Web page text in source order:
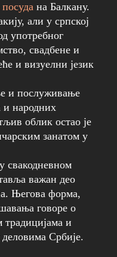
на Балкану.
али у српској
употребног
свадбене и
и визуелни језик
и послуживање
и народних
облик остао је
занатом у
свакодневном
важан део
Његова форма,
говоре о
традицијама и
Србије.